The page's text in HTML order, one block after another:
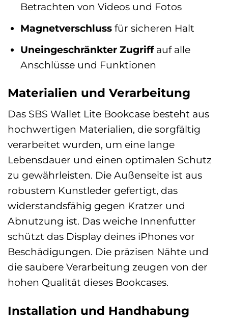
Betrachten von Videos und Fotos
Magnetverschluss für sicheren Halt
Uneingeschränkter Zugriffauf alle
Anschlüsse und Funktionen
Materialien und Verarbeitung
Das SBS Wallet Lite Bookcase besteht aus
hochwertigen Materialien, die sorgfältig
verarbeitet wurden, um eine lange
Lebensdauer und einen optimalen Schutz
zu gewährleisten. Die Außenseite ist aus
robustem Kunstleder gefertigt, das
widerstandsfähig gegen Kratzer und
Abnutzung ist. Das weiche Innenfutter
schützt das Display deines iPhones vor
Beschädigungen. Die präzisen Nähte und
die saubere Verarbeitung zeugen von der
hohen Qualität dieses Bookcases.
Installation und Handhabung